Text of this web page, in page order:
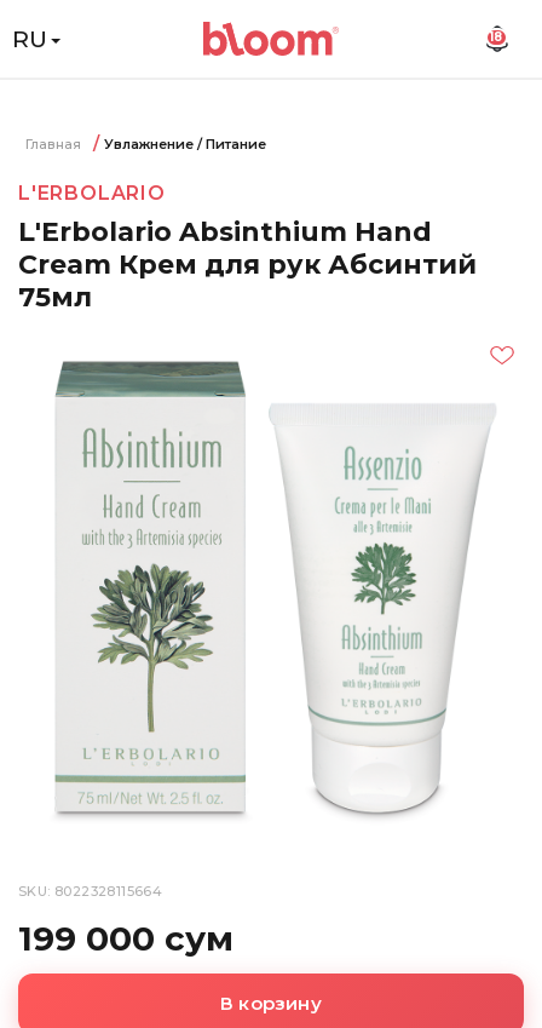
RU 18
Главная Увлажнение / Питание
L'ERBOLARIO
L'Erbolario Absinthium Hand
Cream Крем для рук Абсинтий
75мл
SKU: 8022328115664
199 000 сум
В корзину